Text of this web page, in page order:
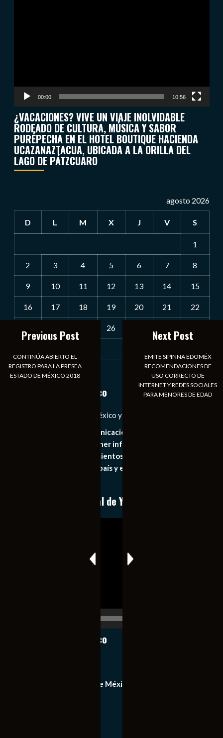
00:00 10:56
¿VACACIONES? VIVE UN VIAJE INOLVIDABLE
RODEADO DE CULTURA, MÚSICA Y SABOR
PURÉPECHA EN EL HOTEL BOUTIQUE HACIENDA
UCAZANAZTACUA, UBICADA A LA ORILLA DEL
LAGO DE PÁTZCUARO
agosto 2026
D L M X J V S
1
2 3 4 5 6 7 8
9 10 11 12 13 14 15
16 17 18 19 20 21 22
26
« Jul
Notiexpress de México
Las Noticias Diarias de México y el Mundo a Tu Alcance
Somos un medio de comunicación digital que tiene como
principal objetivo mantener informado al publico en
general de los acontecimientos mas recientes e
importantes de nuestro país y el mundo de forma eficaz,
Conoce nuestro canal de YouTube
Notiexpress de México
Equipo de Notiexpress de México
Previous Post
CONTINÚA ABIERTO EL
REGISTRO PARA LA PRESEA
ESTADO DE MÉXICO 2018
Next Post
EMITE SIPINNA EDOMÉX
RECOMENDACIONES DE
USO CORRECTO DE
INTERNET Y REDES SOCIALES
PARA MENORES DE EDAD